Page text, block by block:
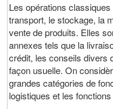
Les opérations
transport, le stockage, la
vente de produits. Elles
annexes tels que la
crédit, les conseils divers
façon usuelle. On
grandes catégories de
logistiques et les